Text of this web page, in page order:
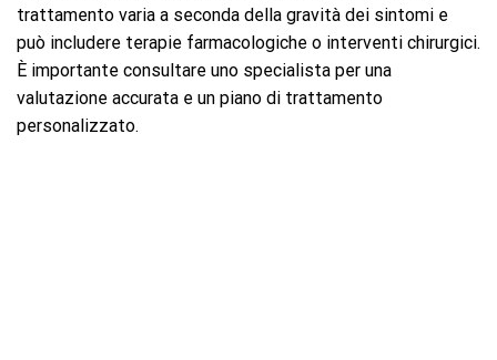
trattamento varia a seconda della gravità dei sintomi e
può includere terapie farmacologiche o interventi chirurgici.
È importante consultare uno specialista per una
valutazione accurata e un piano di trattamento
personalizzato.